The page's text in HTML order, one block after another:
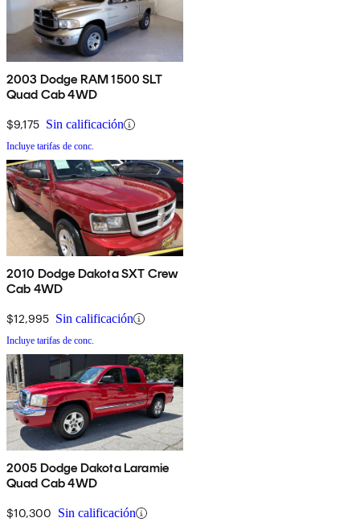
2003 Dodge RAM 1500 SLT
Quad Cab 4WD
$9,175 Sin calificación
Incluye tarifas de conc.
2010 Dodge Dakota SXT Crew
Cab 4WD
$12,995 Sin calificación
Incluye tarifas de conc.
2005 Dodge Dakota Laramie
Quad Cab 4WD
$10,300 Sin calificación